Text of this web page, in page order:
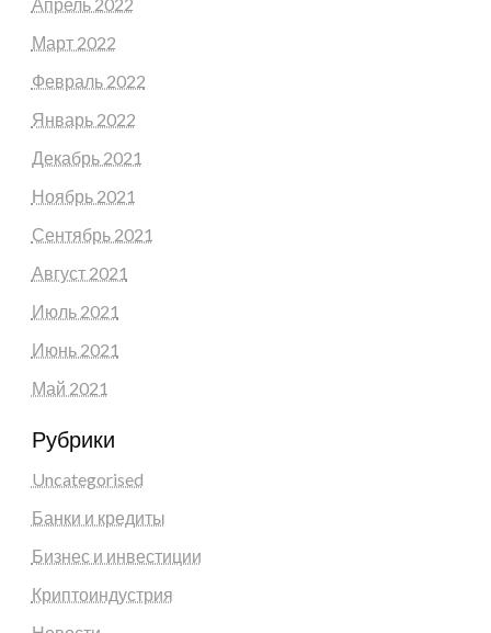
Март 2022
Февраль 2022
Январь 2022
Декабрь 2021
Ноябрь 2021
Сентябрь 2021
Август 2021
Июль 2021
Июнь 2021
Май 2021
Рубрики
Uncategorised
Банки и кредиты
Бизнес и инвестиции
Криптоиндустрия